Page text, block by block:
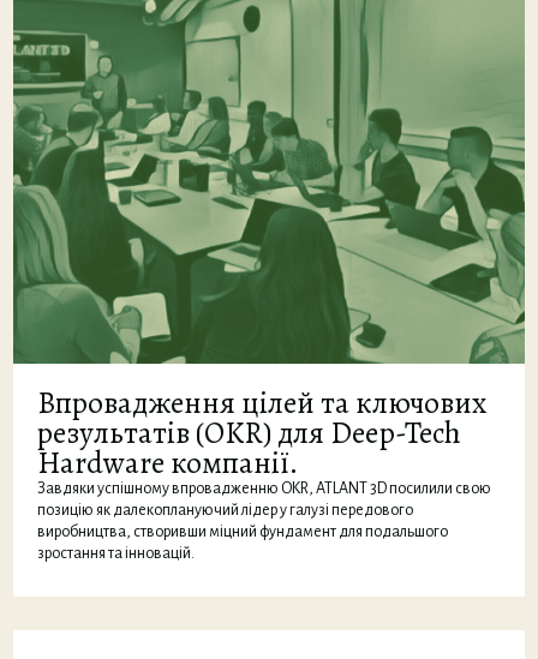
Впровадження цілей та ключових
результатів (OKR) для Deep-Tech
Hardware компанії.
Завдяки успішному впровадженню OKR, ATLANT 3D посилили свою
позицію як далекоплануючий лідер у галузі передового
виробництва, створивши міцний фундамент для подальшого
зростання та інновацій.